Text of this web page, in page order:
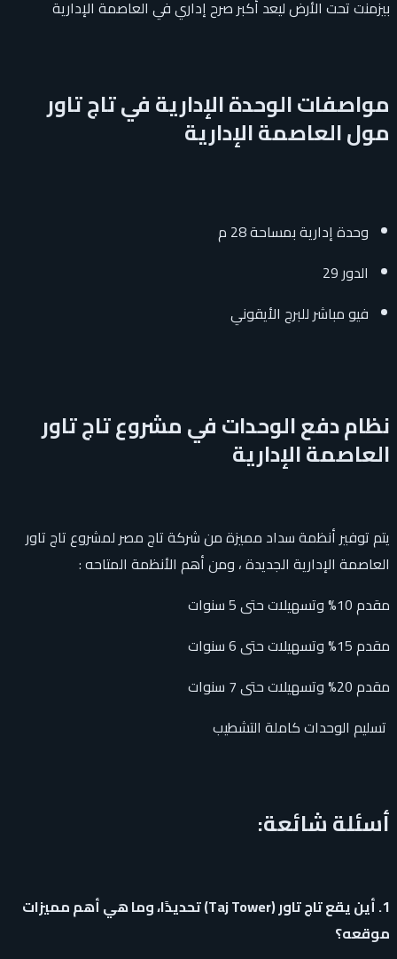
بيزمنت تحت الأرض ليعد أكبر صرح إداري في العاصمة الإدارية
مواصفات الوحدة الإدارية في تاج تاور
مول العاصمة الإدارية
وحدة إدارية بمساحة 28 م
الدور 29
فيو مباشر للبرج الأيقوني
نظام دفع الوحدات في مشروع تاج تاور
العاصمة الإدارية
يتم توفير أنظمة سداد مميزة من شركة تاج مصر لمشروع تاج تاور
العاصمة الإدارية الجديدة ، ومن أهم الأنظمة المتاحه :
مقدم 10% وتسهيلات حتى 5 سنوات
مقدم 15% وتسهيلات حتى 6 سنوات
مقدم 20% وتسهيلات حتى 7 سنوات
تسليم الوحدات كاملة التشطيب
أسئلة شائعة:
1. أين يقع تاج تاور (Taj Tower) تحديدًا، وما هي أهم مميزات
موقعه؟